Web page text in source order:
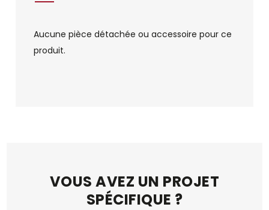
Aucune pièce détachée ou accessoire pour ce
produit.
VOUS AVEZ UN PROJET
SPÉCIFIQUE ?